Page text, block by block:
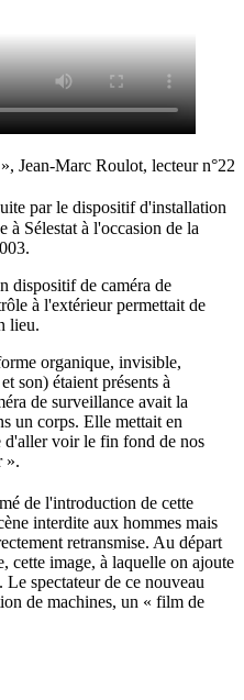
», Jean-Marc Roulot, lecteur n°22
par le dispositif d'installation
à Sélestat à l'occasion de la
dispositif de caméra de
à l'extérieur permettait de
lieu.
organique, invisible,
son) étaient présents à
de surveillance avait la
un corps. Elle mettait en
d'aller voir le fin fond de nos
».
de l'introduction de cette
interdite aux hommes mais
retransmise. Au départ
cette image, à laquelle on ajoute
spectateur de ce nouveau
de machines, un « film de